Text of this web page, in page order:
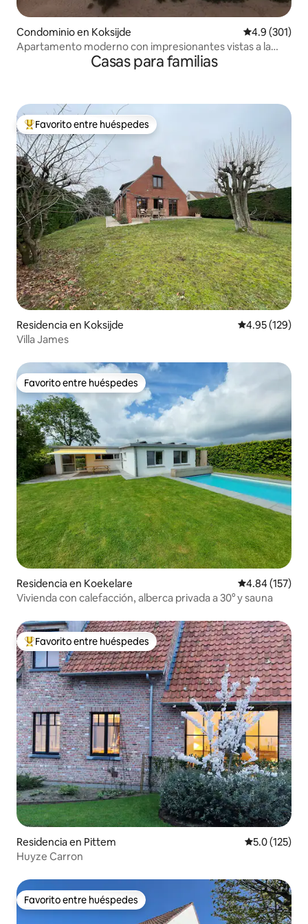
Condominio en Koksijde Calificación
4.9 (301)
Apartamento moderno con impresionantes vistas a la
Casas para familias
De los mejores en Favorito entre huéspedes
Favorito entre huéspedes
Residencia en Koksijde Calificación
4.95 (129)
Villa James
Favorito entre huéspedes
Favorito entre huéspedes
Residencia en Koekelare Calificación
4.84 (157)
Vivienda con calefacción, alberca privada a 30° y sauna
De los mejores en Favorito entre huéspedes
Favorito entre huéspedes
Residencia en Pittem Calificación
5.0 (125)
Huyze Carron
Favorito entre huéspedes
Favorito entre huéspedes